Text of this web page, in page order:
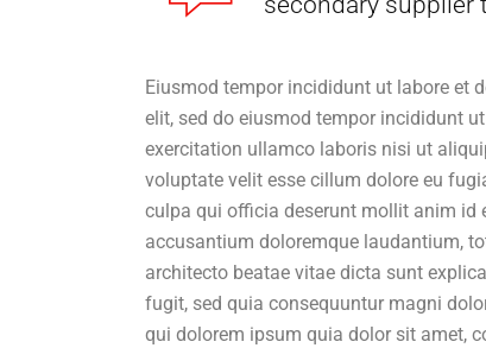
Eiusmod tempor incididunt ut labore et
elit, sed do eiusmod tempor incididunt
exercitation ullamco laboris nisi ut
voluptate velit esse cillum dolore eu
culpa qui officia deserunt mollit anim id
accusantium doloremque laudantium,
architecto beatae vitae dicta sunt
fugit, sed quia consequuntur magni
qui dolorem ipsum quia dolor sit amet,